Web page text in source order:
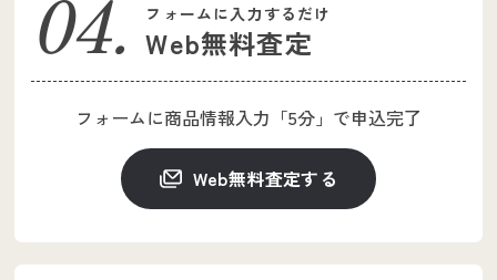
Web無料査定
フォームに入力するだけ
フォームに商品情報入力 「5分」で申込完了
Web無料査定する